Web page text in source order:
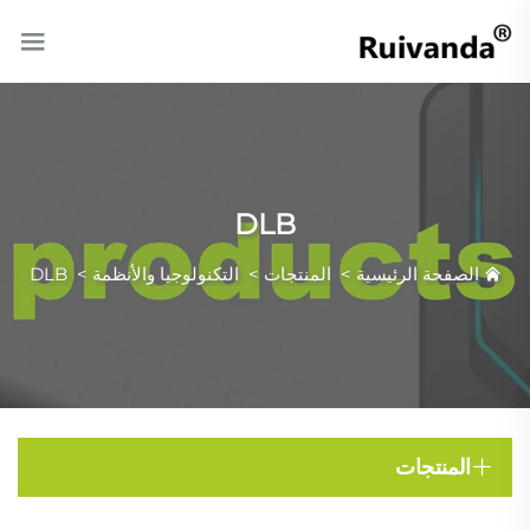
DLB
الصفحة الرئيسية > المنتجات >التكنولوجيا والأنظمة >
DLB
المنتجات